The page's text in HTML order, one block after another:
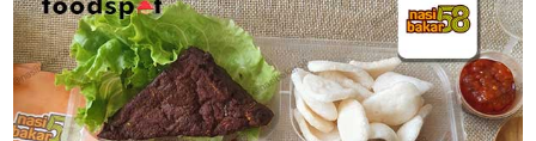
ABOUT
US
CATERERS
BLOG